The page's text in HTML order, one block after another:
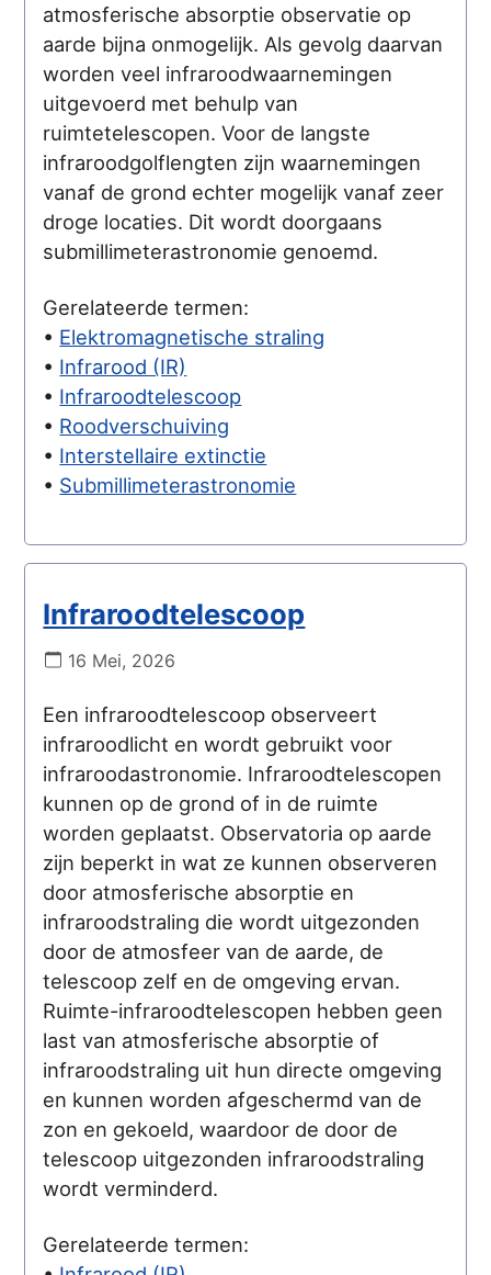
atmosferische absorptie observatie op
aarde bijna onmogelijk. Als gevolg daarvan
worden veel infraroodwaarnemingen
uitgevoerd met behulp van
ruimtetelescopen. Voor de langste
infraroodgolflengten zijn waarnemingen
vanaf de grond echter mogelijk vanaf zeer
droge locaties. Dit wordt doorgaans
submillimeterastronomie genoemd.
Gerelateerde termen:
• Elektromagnetische straling
• Infrarood (IR)
• Infraroodtelescoop
• Roodverschuiving
• Interstellaire extinctie
• Submillimeterastronomie
Infraroodtelescoop
16 Mei, 2026
Een infraroodtelescoop observeert
infraroodlicht en wordt gebruikt voor
infraroodastronomie. Infraroodtelescopen
kunnen op de grond of in de ruimte
worden geplaatst. Observatoria op aarde
zijn beperkt in wat ze kunnen observeren
door atmosferische absorptie en
infraroodstraling die wordt uitgezonden
door de atmosfeer van de aarde, de
telescoop zelf en de omgeving ervan.
Ruimte-infraroodtelescopen hebben geen
last van atmosferische absorptie of
infraroodstraling uit hun directe omgeving
en kunnen worden afgeschermd van de
zon en gekoeld, waardoor de door de
telescoop uitgezonden infraroodstraling
wordt verminderd.
Gerelateerde termen: